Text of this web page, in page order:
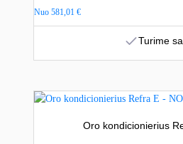
Nuo 581,01 €
Turime
Oro kondicionierius